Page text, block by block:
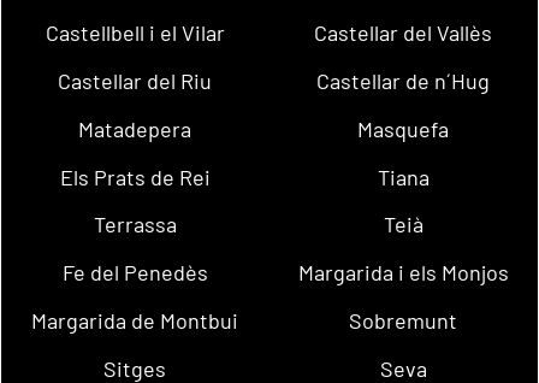
Castellbell i el Vilar
Castellar del Vallès
Castellar del Riu
Castellar de n´Hug
Matadepera
Masquefa
Els Prats de Rei
Tiana
Terrassa
Teià
Fe del Penedès
Margarida i els Monjos
Margarida de Montbui
Sobremunt
Sitges
Seva